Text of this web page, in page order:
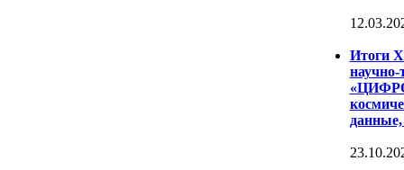
Итоги
научно-
данные,